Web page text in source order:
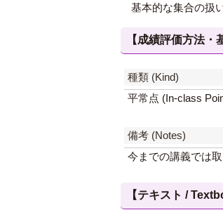
基本的な集合の扱
【成績評価方法・
種類 (Kind)
平常点 (In-class
備考 (Notes)
今までの講義では
【テキスト /